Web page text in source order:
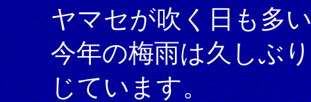
ヤマセが吹く日も多
今年の梅雨は久しぶ
じています。